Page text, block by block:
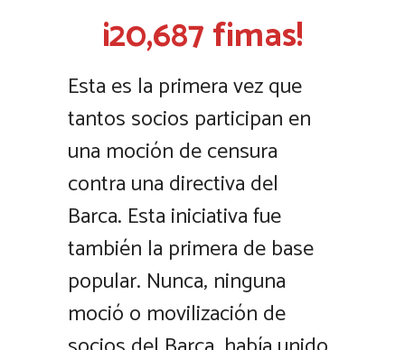
¡20,687 fimas!
Esta es la primera vez que
tantos socios participan en
una moción de censura
contra una directiva del
Barca. Esta iniciativa fue
también la primera de base
popular. Nunca, ninguna
moció o movilización de